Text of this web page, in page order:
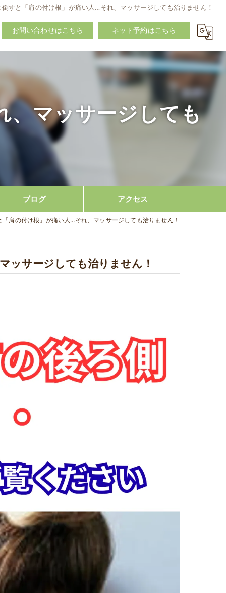
すと「肩の付け根」が痛い人…それ、マッサージしても治りません！
お問い合わせはこちら ネット予約はこちら
ブログ アクセス
、マッサージしても
「肩の付け根」が痛い人…それ、マッサージしても治りません！
ッサージしても治りません！